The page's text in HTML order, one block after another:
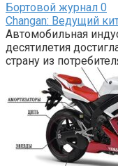
Бортовой журнал 0
Changan: Ведущий
Автомобильная
десятилетия
страну из